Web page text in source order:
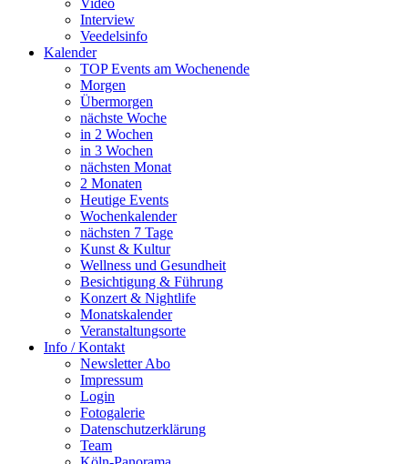
Video
Interview
Veedelsinfo
Kalender
TOP Events am Wochenende
Morgen
Übermorgen
nächste Woche
in 2 Wochen
in 3 Wochen
nächsten Monat
2 Monaten
Heutige Events
Wochenkalender
nächsten 7 Tage
Kunst & Kultur
Wellness und Gesundheit
Besichtigung & Führung
Konzert & Nightlife
Monatskalender
Veranstaltungsorte
Info / Kontakt
Newsletter Abo
Impressum
Login
Fotogalerie
Datenschutzerklärung
Team